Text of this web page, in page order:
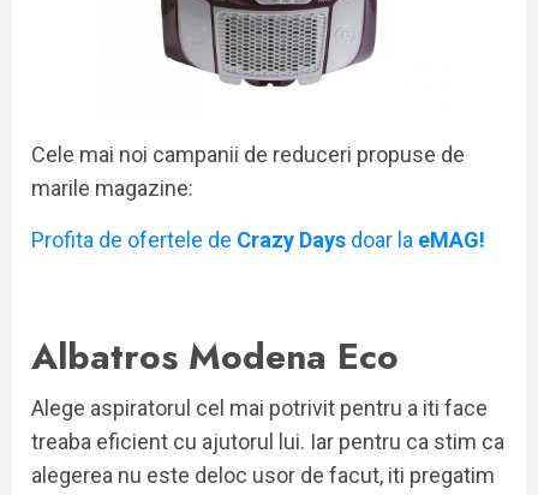
Cele mai noi campanii de reduceri propuse de
marile magazine:
Profita de ofertele de Crazy Days doar la eMAG!
Albatros Modena Eco
Alege aspiratorul cel mai potrivit pentru a iti face
treaba eficient cu ajutorul lui. Iar pentru ca stim ca
alegerea nu este deloc usor de facut, iti pregatim